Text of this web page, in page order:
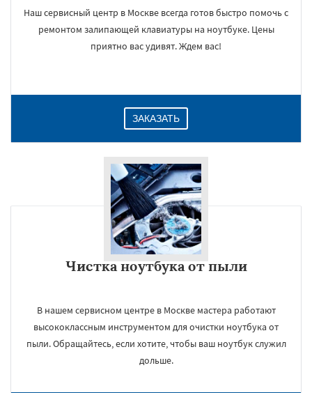
Наш сервисный центр в Москве всегда готов быстро помочь с
ремонтом залипающей клавиатуры на ноутбуке. Цены
приятно вас удивят. Ждем вас!
ЗАКАЗАТЬ
Чистка ноутбука от пыли
В нашем сервисном центре в Москве мастера работают
высококлассным инструментом для очистки ноутбука от
пыли. Обращайтесь, если хотите, чтобы ваш ноутбук служил
дольше.